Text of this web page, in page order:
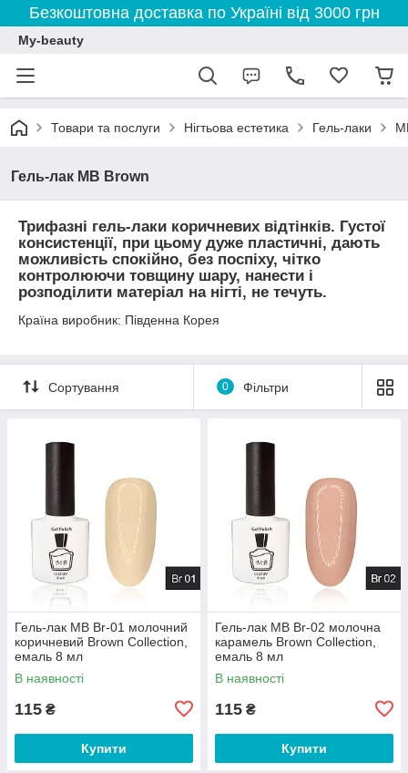
Безкоштовна доставка по Україні від 3000 грн
My-beauty
Товари та послуги Нігтьова естетика Гель-лаки
Гель-лак MB Brown
Трифазні гель-лаки коричневих відтінків. Густої
консистенції, при цьому дуже пластичні, дають
можливість спокійно, без поспіху, чітко
контролюючи товщину шару, нанести і
розподілити матеріал на нігті, не течуть.
Країна виробник: Південна Корея
Сортування 0 Фільтри
Гель-лак MB Br-01 молочний
коричневий Brown Collection,
емаль 8 мл
В наявності
115 ₴
Купити
Гель-лак MB Br-02 молочна
карамель Brown Collection,
емаль 8 мл
В наявності
115 ₴
Купити